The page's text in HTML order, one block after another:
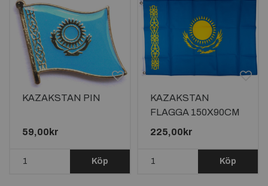
KAZAKSTAN PIN
59,00kr
Köp
KAZAKSTAN
FLAGGA 150X90CM
225,00kr
Köp